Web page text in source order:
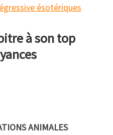
à son top
ANIMALES